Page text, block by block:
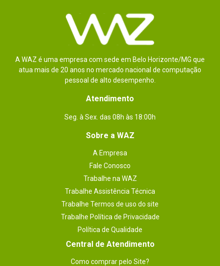
Felipe S. De São Leopoldo - RS
Essa avaliação foi útil? 0 0
1 - 1de
ESCREVER AVALIAÇÃO
A WAZ é uma empresa com sede em Belo Horizonte/MG que
atua mais de 20 anos no mercado nacional de computação
pessoal de alto desempenho.
Atendimento
Seg. à Sex. das 08h às 18:00h
Sobre a WAZ
A Empresa
Fale Conosco
Trabalhe na WAZ
Trabalhe Assistência Técnica
Trabalhe Termos de uso do site
Trabalhe Política de Privacidade
Política de Qualidade
Central de Atendimento
Como comprar pelo Site?